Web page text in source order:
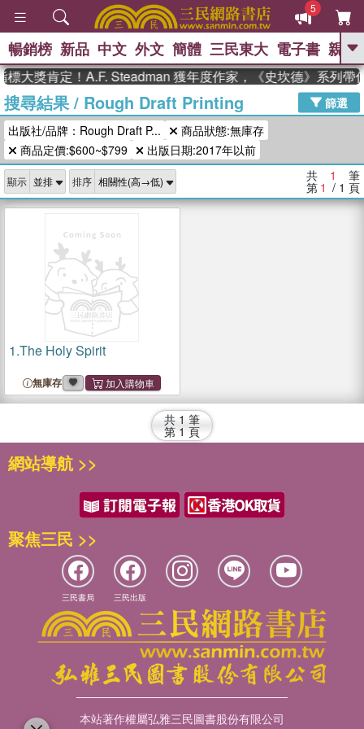
5
GO
熱搜： 東野圭吾 高希均教授回憶錄
、 The Odyssey 、 父親節 、 如果歷
史是一群喵 、 暑期推薦
獎 臺灣漫遊錄 、 方念華
登輝時代 、 數學女孩：黎曼猜想 、
偉大的迷走神經
暢銷榜 新品 中文 外文 簡體 三民東大 電子書 親子
大獎肯定！A.F. Steadman 獲年度作家，《史坎德》系列帶
搜尋結果/ Rough Draft Printing
篩選
出版社/品牌：Rough Draft P...
商品狀態:無庫存
商品定價:$600~$799
出版日期:2017年以前
顯示 排序 共 1 筆
第 1 / 1 頁
1.The Holy Spirit
無庫存
共 1 筆
第 1 頁
網站導航 >>
聚焦三民 >>
三民書局 三民出版
本站著作權屬弘雅三民圖書股份有限公司